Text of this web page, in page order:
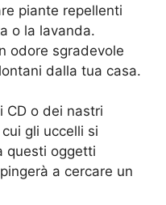
piante repellenti
o la lavanda.
odore sgradevole
dalla tua casa.
CD o dei nastri
gli uccelli si
questi oggetti
a cercare un